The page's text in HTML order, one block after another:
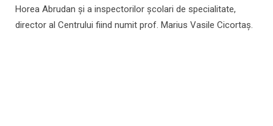
Horea Abrudan și a inspectorilor școlari de specialitate,
director al Centrului fiind numit prof. Marius Vasile Cicortaș.